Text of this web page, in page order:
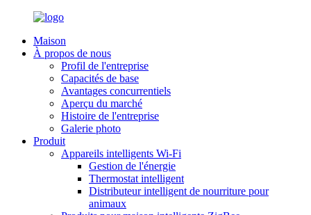
Maison
À propos de nous
Profil de l'entreprise
Capacités de base
Avantages concurrentiels
Aperçu du marché
Histoire de l'entreprise
Galerie photo
Produit
Appareils intelligents Wi-Fi
Gestion de l'énergie
Thermostat intelligent
Distributeur intelligent de nourriture pour
animaux